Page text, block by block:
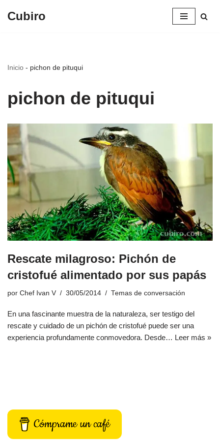
Cubiro
Inicio - pichon de pituqui
pichon de pituqui
Rescate milagroso: Pichón de
cristofué alimentado por sus papás
por Chef Ivan V 30/05/2014 Temas de conversación
En una fascinante muestra de la naturaleza, ser testigo del
rescate y cuidado de un pichón de cristofué puede ser una
experiencia profundamente conmovedora. Desde… Leer más »
Cómprame un café